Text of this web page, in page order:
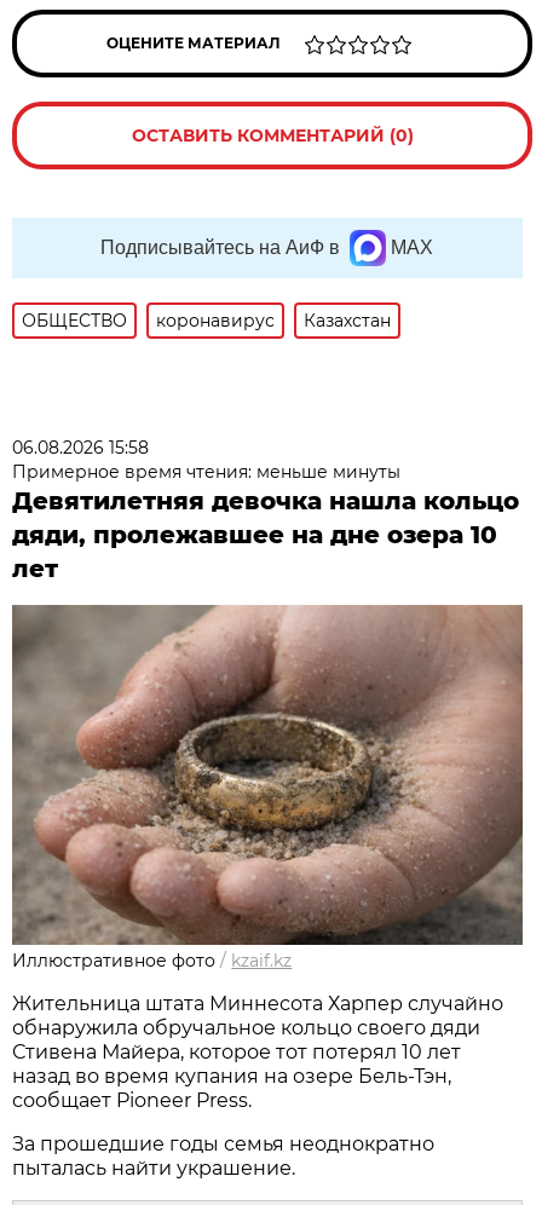
ОЦЕНИТЕ МАТЕРИАЛ
ОСТАВИТЬ КОММЕНТАРИЙ (0)
Подписывайтесь на АиФ в MAX
ОБЩЕСТВО коронавирус Казахстан
06.08.2026 15:58
Примерное время чтения: меньше минуты
Девятилетняя девочка нашла кольцо
дяди, пролежавшее на дне озера 10
лет
Иллюстративное фото / kzaif.kz
Жительница штата Миннесота Харпер случайно
обнаружила обручальное кольцо своего дяди
Стивена Майера, которое тот потерял 10 лет
назад во время купания на озере Бель-Тэн,
сообщает Pioneer Press.
За прошедшие годы семья неоднократно
пыталась найти украшение.